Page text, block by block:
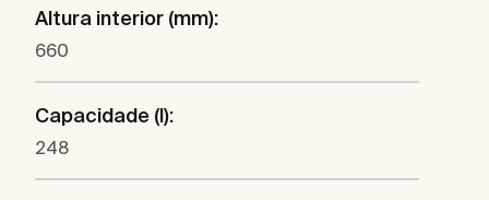
Altura interior (mm):
660
Capacidade (l):
248